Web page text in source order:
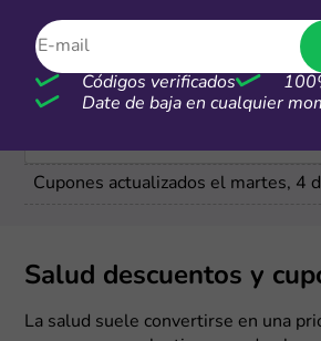
Envío gratuito
Envío gratuito en
superiores a $59
Cupones actualizados el martes, 4
Códigos verificados
Date de baja en cualquier
Salud descuentos y
La salud suele convertirse en una